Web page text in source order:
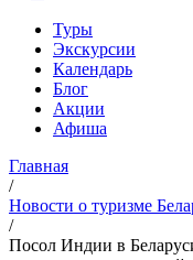
Туры
Экскурсии
Календарь
Блог
Акции
Афиша
Главная
/
Новости о туризме
/
Посол Индии в